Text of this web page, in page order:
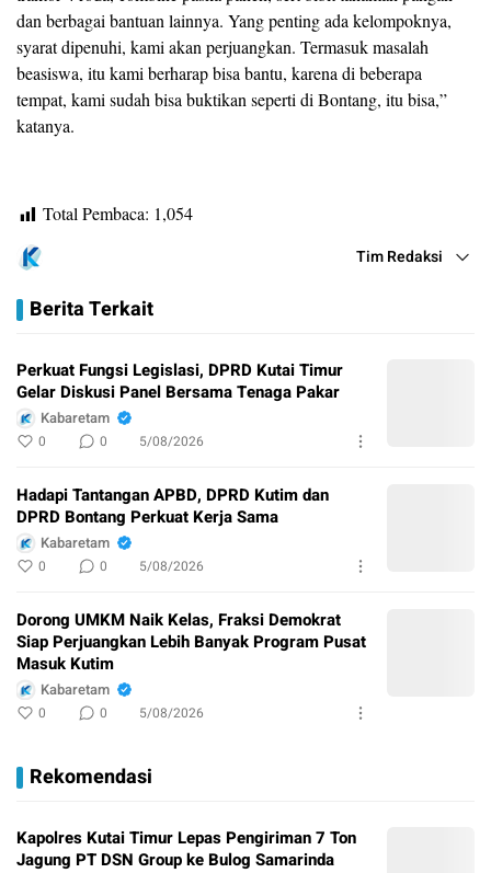
dan berbagai bantuan lainnya. Yang penting ada kelompoknya,
syarat dipenuhi, kami akan perjuangkan. Termasuk masalah
beasiswa, itu kami berharap bisa bantu, karena di beberapa
tempat, kami sudah bisa buktikan seperti di Bontang, itu bisa,”
katanya.
Total Pembaca: 1,054
Tim Redaksi
Berita Terkait
Perkuat Fungsi Legislasi, DPRD Kutai Timur
Gelar Diskusi Panel Bersama Tenaga Pakar
Kabaretam
0 0 5/08/2026
Hadapi Tantangan APBD, DPRD Kutim dan
DPRD Bontang Perkuat Kerja Sama
Kabaretam
0 0 5/08/2026
Dorong UMKM Naik Kelas, Fraksi Demokrat
Siap Perjuangkan Lebih Banyak Program Pusat
Masuk Kutim
Kabaretam
0 0 5/08/2026
Rekomendasi
Kapolres Kutai Timur Lepas Pengiriman 7 Ton
Jagung PT DSN Group ke Bulog Samarinda